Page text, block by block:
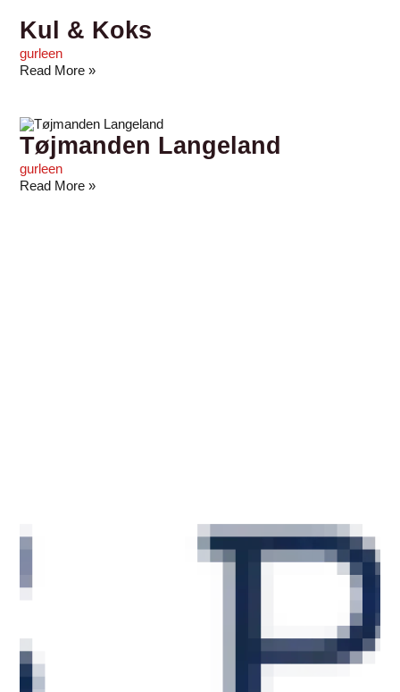
Kul & Koks
gurleen
Read More »
Tøjmanden Langeland
gurleen
Read More »